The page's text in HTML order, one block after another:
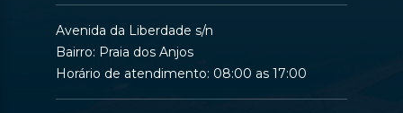
Avenida da Liberdade s/n
Bairro: Praia dos Anjos
Horário de atendimento: 08:00 as 17:00